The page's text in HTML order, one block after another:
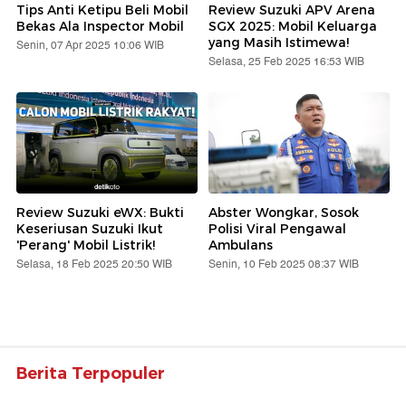
Tips Anti Ketipu Beli Mobil
Bekas Ala Inspector Mobil
Senin, 07 Apr 2025 10:06 WIB
Review Suzuki APV Arena
SGX 2025: Mobil Keluarga
yang Masih Istimewa!
Selasa, 25 Feb 2025 16:53 WIB
Review Suzuki eWX: Bukti
Keseriusan Suzuki Ikut
'Perang' Mobil Listrik!
Selasa, 18 Feb 2025 20:50 WIB
Abster Wongkar, Sosok
Polisi Viral Pengawal
Ambulans
Senin, 10 Feb 2025 08:37 WIB
Berita Terpopuler